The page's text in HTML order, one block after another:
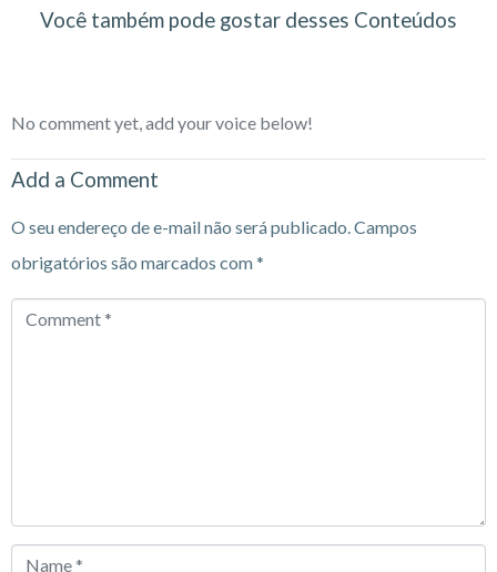
Você também pode gostar desses Conteúdos
No comment yet, add your voice below!
Add a Comment
O seu endereço de e-mail não será publicado.Campos
obrigatórios são marcados com*
Comment
Name